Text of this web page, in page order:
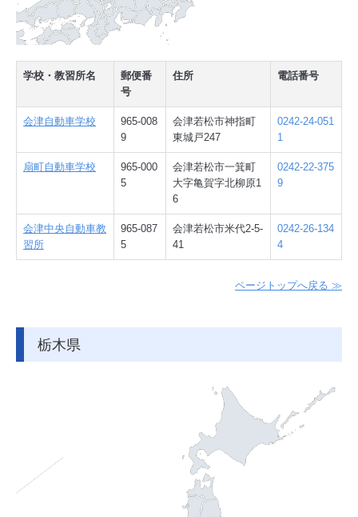
学校・教習所名
郵便番
号
住所 電話番号
会津自動車学校
965-008
9
会津若松市神指町
東城戸247
0242-24-051
1
扇町自動車学校
965-000
5
会津若松市一箕町
大字亀賀字北柳原1
6
0242-22-375
9
会津中央自動車教
習所
965-087
5
会津若松市米代2-5-
41
0242-26-134
4
ページトップへ戻る ≫
栃木県